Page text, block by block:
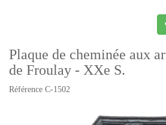
Plaque de cheminée aux
de Froulay - XXe S.
Référence C-1502